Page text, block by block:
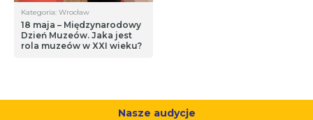
Kategoria: Wrocław
18 maja – Międzynarodowy
Dzień Muzeów. Jaka jest
rola muzeów w XXI wieku?
Nasze audycje